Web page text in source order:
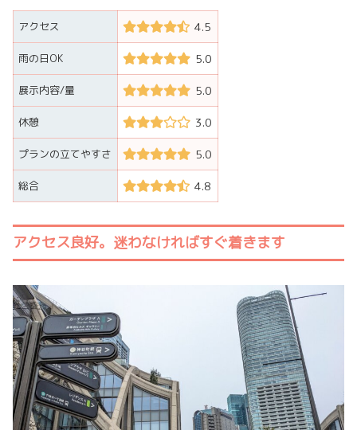
アクセス 4.5
雨の日OK 5.0
展示内容/量 5.0
休憩 3.0
プランの立てやすさ 5.0
総合 4.8
アクセス良好。迷わなければすぐ着きます